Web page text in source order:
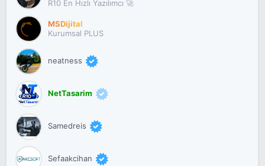
R10 En Hızlı Yazılımcı 🚀
MSDijital
Kurumsal PLUS
neatness
NetTasarim
Samedreis
Sefaakcihan